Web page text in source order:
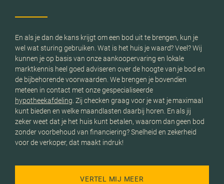
En als je dan de kans krijgt om een bod uit te brengen, kun je
wel wat sturing gebruiken. Wat is het huis je waard? Veel? Wij
kunnen je op basis van onze aankoopervaring en lokale
marktkennis heel goed adviseren over de hoogte van je bod en
de bijbehorende voorwaarden. We brengen je bovendien
meteen in contact met onze gespecialiseerde
hypotheekafdeling . Zij checken graag voor je wat je maximaal
kunt bieden en welke maandlasten daarbij horen. En als jij
zeker weet dat je het huis kunt betalen, waarom dan geen bod
zonder voorbehoud van financiering? Snelheid en zekerheid
voor de verkoper, dat maakt indruk!
VERTEL MIJ MEER